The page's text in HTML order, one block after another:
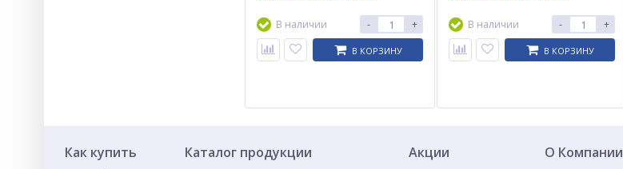
В наличии - +
В КОРЗИНУ
В наличии - +
В КОРЗИНУ
Как купить Каталог продукции Акции О Компании